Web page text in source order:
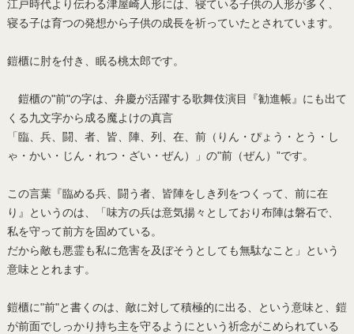
江戸時代より伝わる津屋崎人形には、寝ている子供の人形が多く、
寝る子は育つの発想から子供の成長を祈っていたとされています。
鎧櫃に肘を付き、眠る桃太郎です。
鎧櫃の"前"の字は、弁慶が活躍する歌舞伎演目『勧進帳』にも出て
くる九文字から成る魔よけの真言
「臨、兵、闘、者、皆、陣、列、在、前（りん・ぴょう・とう・し
ゃ・かい・じん・れつ・ざい・ぜん）」の"前（ぜん）”です。
この言葉『臨める兵、闘う者、皆陣をしき列をつくって、前に在
り』というのは、「味方の兵は意気揚々としており布陣は磐石で、
私を守って前方を固めている。
だから敵も悪霊も私に危害を及ぼそうとしても無駄なこと」という
意味ととれます。
鎧櫃に"前"と書くのは、敵に対して積極的に出る、という意味と、鎧
が前面でしっかり持ち主を守るようにという祈念がこめられている